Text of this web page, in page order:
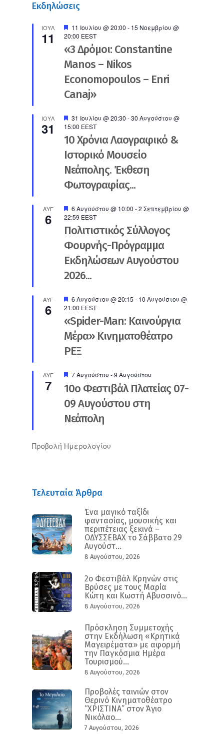
Εκδηλώσεις
ΙΟΎΛ
11
Προτεινόμενο
11 Ιουλίου @ 20:00 - 15 Νοεμβρίου @
20:00 EEST
«3 Δρόμοι: Constantine
Manos – Nikos
Economopoulos – Enri
Canaj»
ΙΟΎΛ
31
Προτεινόμενο
31 Ιουλίου @ 20:30 -30 Αυγούστου @
15:00 EEST
10 Χρόνια Λαογραφικό &
Ιστορικό Μουσείο
Νεάπολης. Έκθεση
Φωτογραφίας...
ΑΥΓ
6
Προτεινόμενο
6 Αυγούστου @ 10:00 -2 Σεπτεμβρίου @
22:59 EEST
Πολιτιστικός Σύλλογος
Φουρνής-Πρόγραμμα
Εκδηλώσεων Αυγούστου
2026...
ΑΥΓ
6
Προτεινόμενο
6 Αυγούστου @ 20:15 - 10 Αυγούστου @
21:00 EEST
«Spider-Man: Καινούργια
Μέρα» Κινηματοθέατρο
ΡΕΞ
ΑΥΓ
7
Προτεινόμενο
7 Αυγούστου -9 Αυγούστου
10ο Φεστιβάλ Πλατείας 07-
09 Αυγούστου στη
Νεάπολη
Προβολή Ημερολογίου
Τελευταία Άρθρα
Ένα μαγικό ταξίδι
φαντασίας, μουσικής και
περιπέτειας ξεκινά –
ΟΔΥΣΣΕΒΑΧ το Σάββατο 29
Αυγούστ...
8 Αυγούστου, 2026
2ο Φεστιβάλ Κρηνών στις
Βρύσες με τους Μαρία
Κώτη και Κωστή Αβυσσινό...
8 Αυγούστου, 2026
Πρόσκληση Συμμετοχής
στην Εκδήλωση «Κρητικά
Μαγειρέματα» με αφορμή
την Παγκόσμια Ημέρα
Τουρισμού...
8 Αυγούστου, 2026
Προβολές ταινιών στον
Θερινό Κινηματοθέατρο
“ΧΡΙΣΤΙΝΑ” στον Άγιο
Νικόλαο...
7 Αυγούστου, 2026